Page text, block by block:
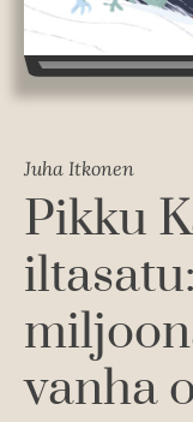
Juha Itkonen
Pikku
vanha